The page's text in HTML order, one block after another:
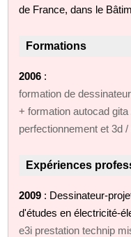
de France, dans le
Formations
2006 :
formation de
+ formation autocad
perfectionnement et 3d
Expériences
2009 : Dessinateur-
d'études en électricité-
e3i prestation technip